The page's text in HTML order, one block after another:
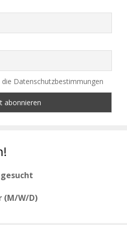
Datenschutzbestimmungen
gesucht
W/D)